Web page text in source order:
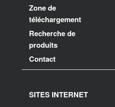
Zone de
téléchargement
Recherche de
produits
Contact
SITES INTERNET